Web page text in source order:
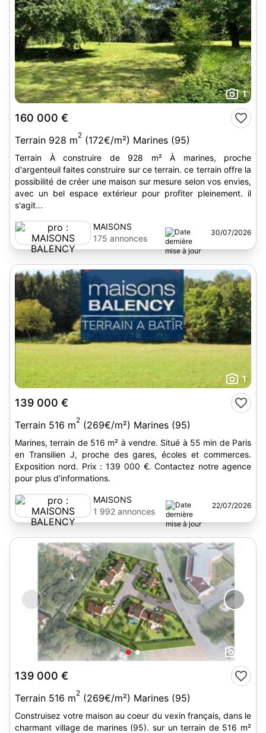
1
160 000 €
Terrain 928 m2 (172€/m²) Marines (95)
Terrain À construire de 928 m² À marines, proche
d'argenteuil faites construire sur ce terrain. ce terrain offre la
possibilité de créer une maison sur mesure selon vos envies,
avec un bel espace extérieur pour profiter pleinement. il
s'agit...
MAISONS
BALENCY
175 annonces
30/07/2026
1
139 000 €
Terrain 516 m2 (269€/m²) Marines (95)
Marines, terrain de 516 m² à vendre. Situé à 55 min de Paris
en Transilien J, proche des gares, écoles et commerces.
Exposition nord. Prix : 139 000 €. Contactez notre agence
pour plus d'informations.
MAISONS
BALENCY
1 992 annonces
22/07/2026
139 000 €
Terrain 516 m2 (269€/m²) Marines (95)
Construisez votre maison au coeur du vexin français, dans le
charmant village de marines (95). sur un terrain de 516 m²